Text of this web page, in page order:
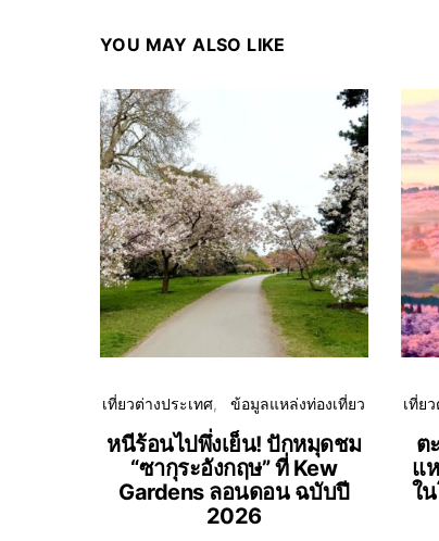
YOU MAY ALSO LIKE
เที่ยวต่างประเทศ ข้อมูลแหล่งท่องเที่ยว
หนีร้อนไปพึ่งเย็น! ปักหมุดชม
“ซากุระอังกฤษ” ที่ Kew
Gardens ลอนดอน ฉบับปี
2026
เที่ย
ต
แ
ใ